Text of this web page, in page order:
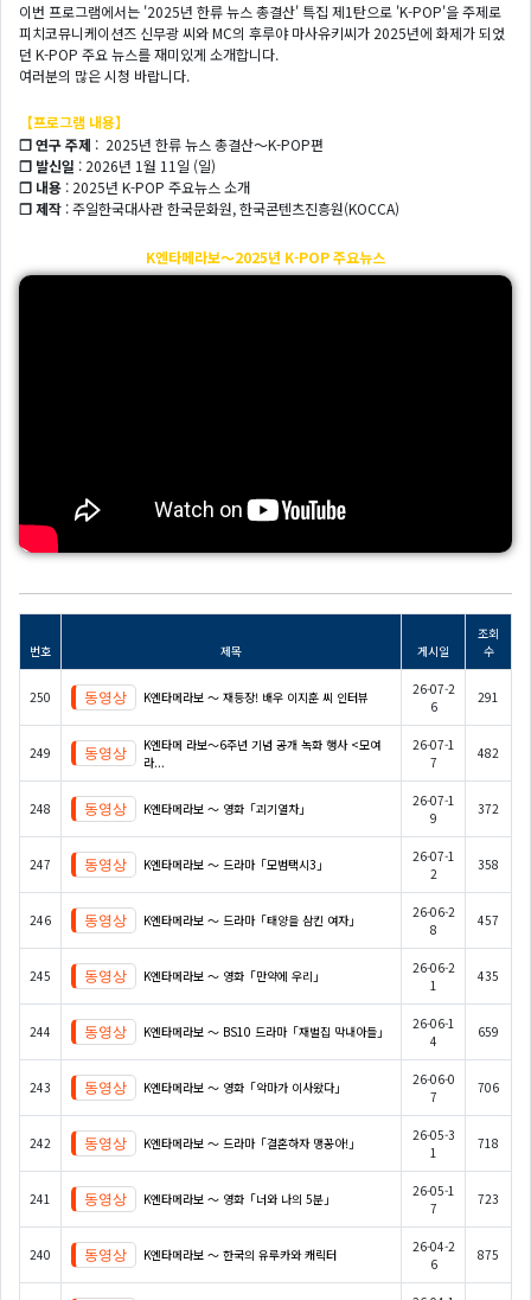
이번 프로그램에서는 '2025년 한류 뉴스 총결산' 특집 제1탄으로 'K-POP'을 주제로
피치코뮤니케이션즈 신무광 씨와 MC의 후루야 마사유키씨가 2025년에 화제가 되었
던 K-POP 주요 뉴스를 재미있게 소개합니다.
여러분의 많은 시청 바랍니다.
【프로그램 내용】
❐ 연구 주제 : 2025년 한류 뉴스 총결산～K-POP편
❐ 발신일 : 2026년 1월 11일 (일)
❐ 내용 : 2025년 K-POP 주요뉴스 소개
❐ 제작 : 주일한국대사관 한국문화원, 한국콘텐츠진흥원(KOCCA)
K엔타메라보～2025년 K-POP 주요뉴스
번호 제목 게시일
조회
수
250 K엔타메라보 ～ 재등장! 배우 이지훈 씨 인터뷰
26-07-2
6
291
249
K엔타메 라보～6주년 기념 공개 녹화 행사 <모여
라...
26-07-1
7
482
248 K엔타메라보 ～ 영화「괴기열차」
26-07-1
9
372
247 K엔타메라보 ～ 드라마「모범택시3」
26-07-1
2
358
246 K엔타메라보 ～ 드라마「태양을 삼킨 여자」
26-06-2
8
457
245 K엔타메라보 ～ 영화「만약에 우리」
26-06-2
1
435
244 K엔타메라보 ～ BS10 드라마「재벌집 막내아들」
26-06-1
4
659
243 K엔타메라보 ～ 영화「악마가 이사왔다」
26-06-0
7
706
242 K엔타메라보 ～ 드라마「결혼하자 맹꽁아!」
26-05-3
1
718
241 K엔타메라보 ～ 영화「너와 나의 5분」
26-05-1
7
723
240 K엔타메라보 ～ 한국의 유루카와 캐릭터
26-04-2
6
875